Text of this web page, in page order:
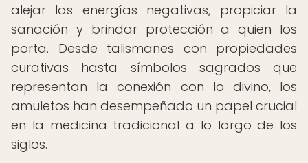
alejar las energías negativas, propiciar la
sanación y brindar protección a quien los
porta. Desde talismanes con propiedades
curativas hasta símbolos sagrados que
representan la conexión con lo divino, los
amuletos han desempeñado un papel crucial
en la medicina tradicional a lo largo de los
siglos.